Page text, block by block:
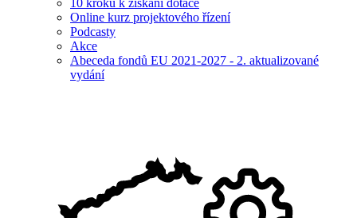
10 kroků k získání dotace
Online kurz projektového řízení
Podcasty
Akce
Abeceda fondů EU 2021-2027 - 2. aktualizované
vydání